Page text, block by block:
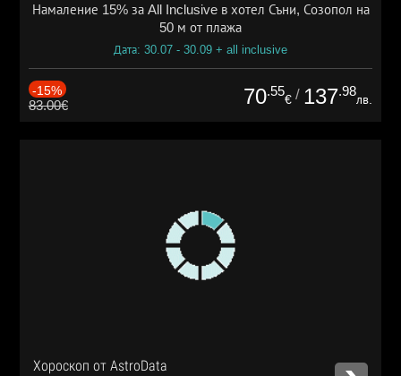
Намаление 15% за All Inclusive в хотел Съни, Созопол на
50 м от плажа
Дата: 30.07 - 30.09 + all inclusive
-15%
83.00€ 70.55
€ / 137.98
лв.
Хороскоп от AstroData